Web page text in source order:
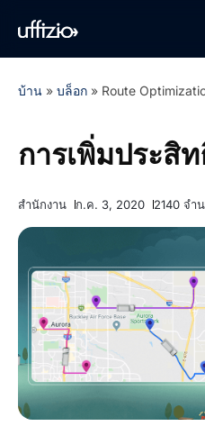
บ้าน » บล็อก » Route
การเพิ่มประสิ
สำนักงาน ก.ค. 3, 2020 2140 จำ